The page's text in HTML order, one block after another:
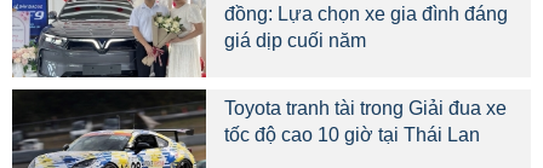
đồng: Lựa chọn xe gia đình đáng
giá dịp cuối năm
Toyota tranh tài trong Giải đua xe
tốc độ cao 10 giờ tại Thái Lan